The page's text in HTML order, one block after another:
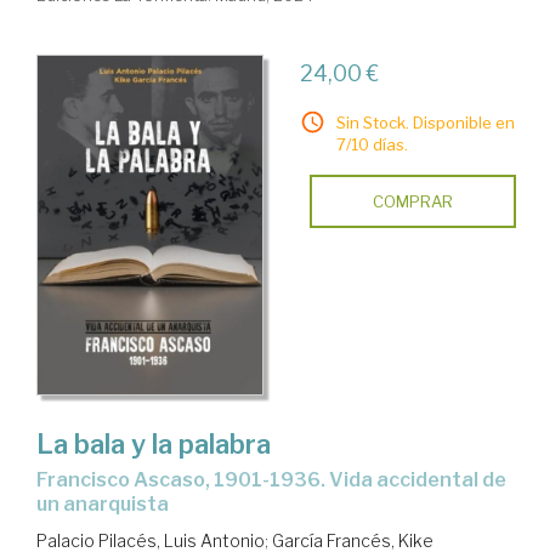
24,00 €
Sin Stock. Disponible en
7/10 días.
COMPRAR
La bala y la palabra
Francisco Ascaso, 1901-1936. Vida accidental de
un anarquista
Palacio Pilacés, Luis Antonio; García Francés, Kike